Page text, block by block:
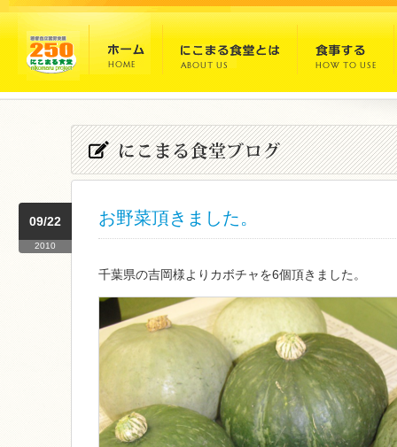
お野菜頂きました。
09/22
2010
千葉県の吉岡様よりカボチャを6個頂きました。